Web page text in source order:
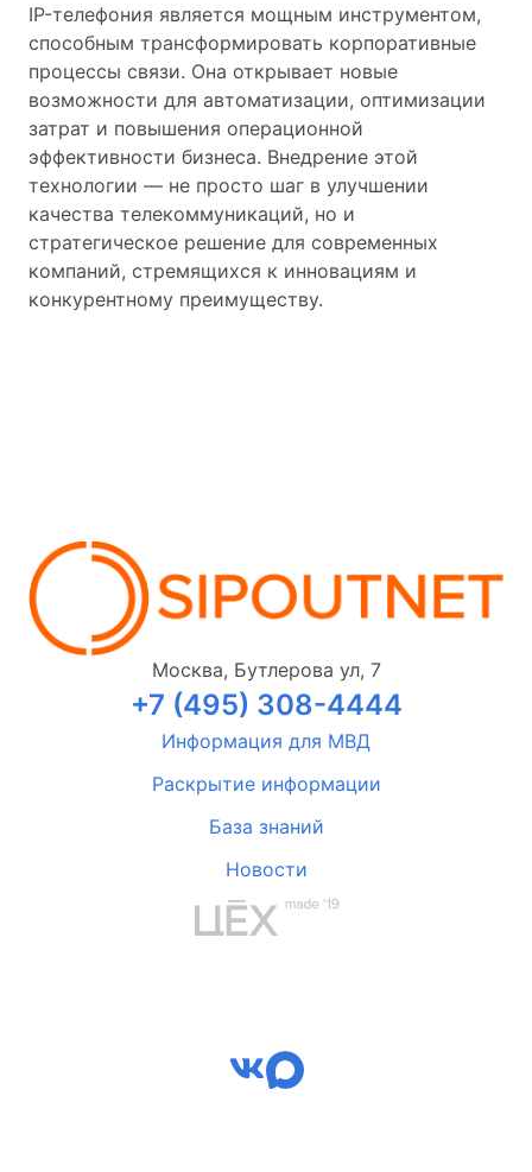
IP-телефония является мощным инструментом,
способным трансформировать корпоративные
процессы связи. Она открывает новые
возможности для автоматизации, оптимизации
затрат и повышения операционной
эффективности бизнеса. Внедрение этой
технологии — не просто шаг в улучшении
качества телекоммуникаций, но и
стратегическое решение для современных
компаний, стремящихся к инновациям и
конкурентному преимуществу.
Москва, Бутлерова ул, 7
+7 (495) 308-4444
Информация для МВД
Раскрытие информации
База знаний
Новости